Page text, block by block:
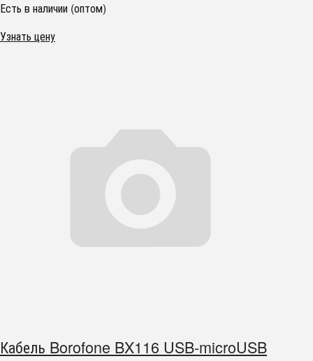
Есть в наличии (оптом)
Узнать цену
Кабель Borofone BX116 USB-microUSB